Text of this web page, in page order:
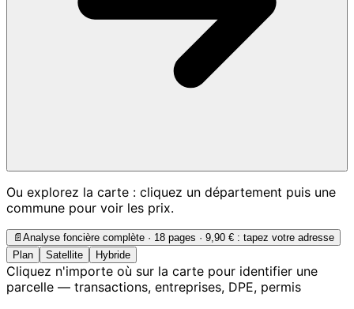
Ou explorez la carte : cliquez un département puis une
commune pour voir les prix.
📄 Analyse foncière complète · 18 pages · 9,90 € : tapez votre adresse
Plan
Satellite Hybride
Cliquez n'importe où sur la carte pour identifier une
parcelle — transactions, entreprises, DPE, permis